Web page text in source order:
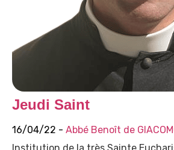
Jeudi Saint
16/04/22 - Abbé Benoît de